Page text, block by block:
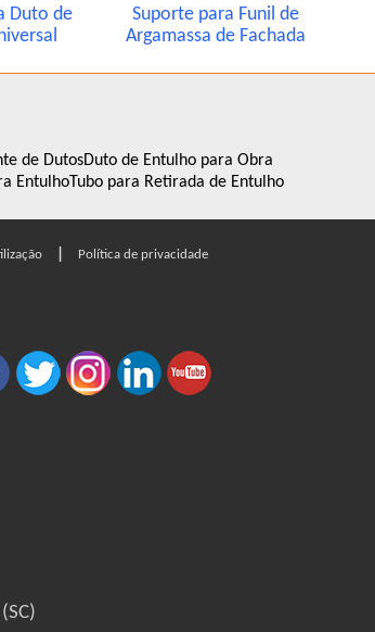
Duto de
Suporte para Funil de
Argamassa de Fachada
de DutosDuto de Entulho para Obra
EntulhoTubo para Retirada de Entulho
Política de privacidade